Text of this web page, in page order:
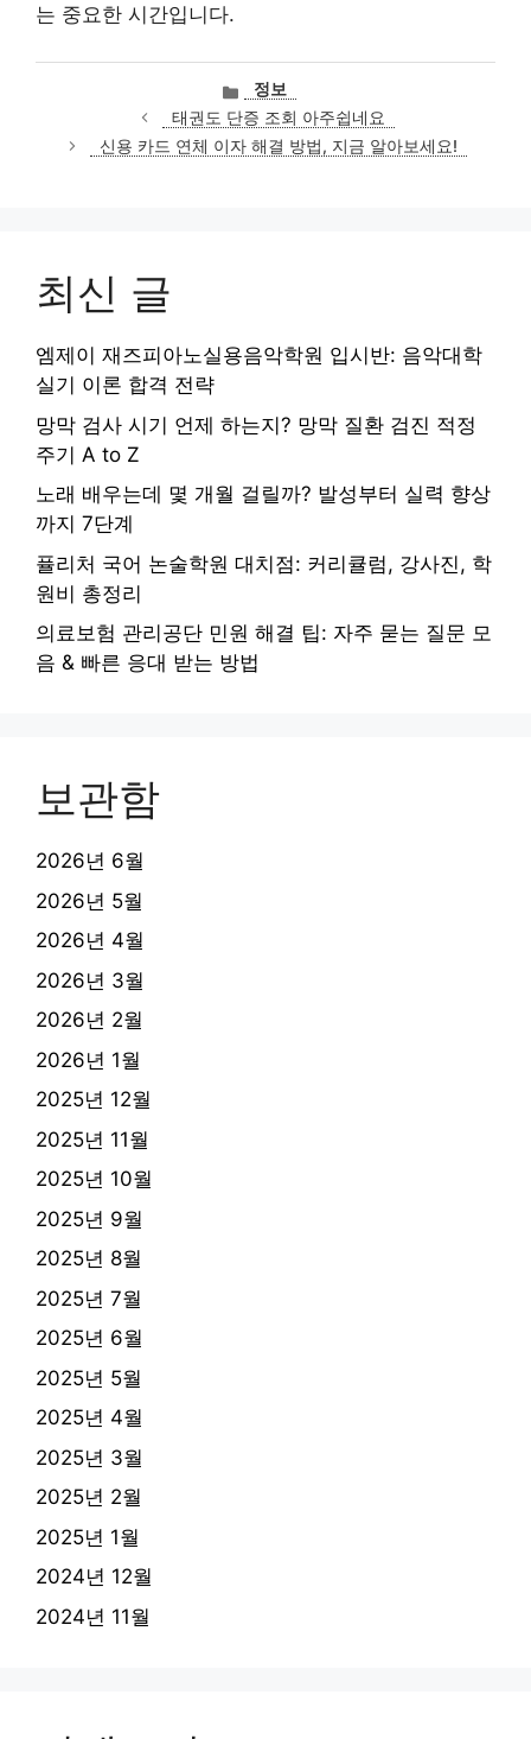
는 중요한 시간입니다.
카
테
고
리
정보
태권도 단증 조회 아주쉽네요
신용 카드 연체 이자 해결 방법, 지금 알아보세요!
최신 글
엠제이 재즈피아노실용음악학원 입시반: 음악대학
실기 이론 합격 전략
망막 검사 시기 언제 하는지? 망막 질환 검진 적정
주기 A to Z
노래 배우는데 몇 개월 걸릴까? 발성부터 실력 향상
까지 7단계
퓰리처 국어 논술학원 대치점: 커리큘럼, 강사진, 학
원비 총정리
의료보험 관리공단 민원 해결 팁: 자주 묻는 질문 모
음 & 빠른 응대 받는 방법
보관함
2026년 6월
2026년 5월
2026년 4월
2026년 3월
2026년 2월
2026년 1월
2025년 12월
2025년 11월
2025년 10월
2025년 9월
2025년 8월
2025년 7월
2025년 6월
2025년 5월
2025년 4월
2025년 3월
2025년 2월
2025년 1월
2024년 12월
2024년 11월